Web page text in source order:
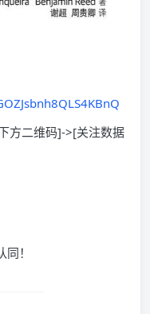
方二维码]->[关注数据
！